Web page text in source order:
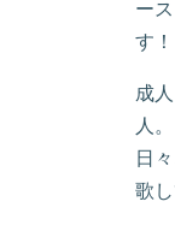
ー
す！
成
人。
日
歌